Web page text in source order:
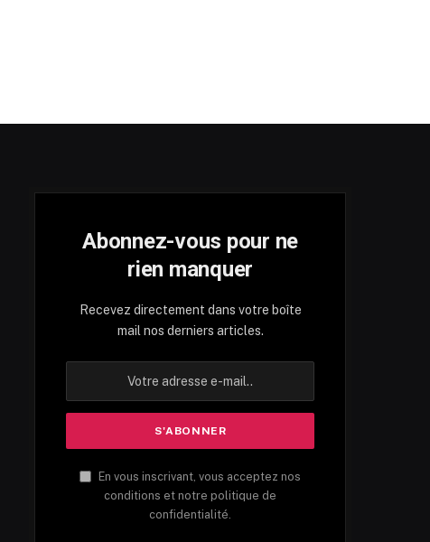
Abonnez-vous pour ne
rien manquer
Recevez directement dans votre boîte
mail nos derniers articles.
En vous inscrivant, vous acceptez nos
conditions et notre politique de
confidentialité.